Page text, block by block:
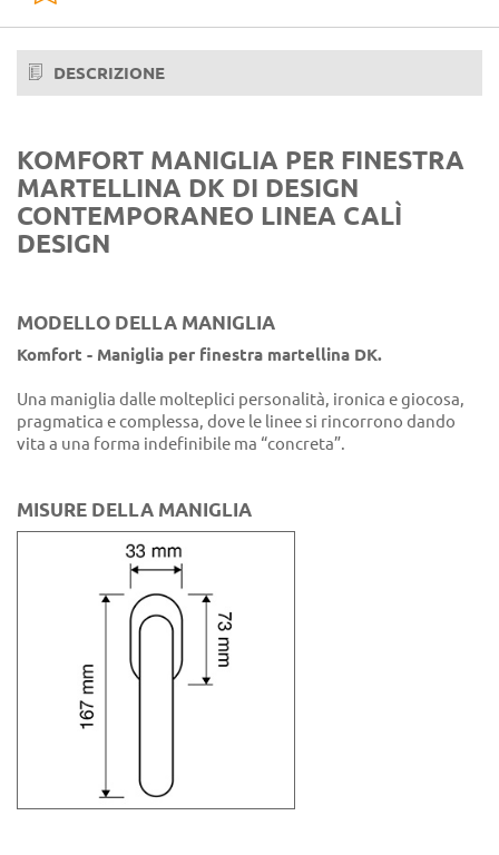
DESCRIZIONE
KOMFORT MANIGLIA PER FINESTRA
MARTELLINA DK DI DESIGN
CONTEMPORANEO LINEA CALÌ
DESIGN
MODELLO DELLA MANIGLIA
Komfort - Maniglia per finestra martellina DK.
Una maniglia dalle molteplici personalità, ironica e giocosa,
pragmatica e complessa, dove le linee si rincorrono dando
vita a una forma indefinibile ma “concreta”.
MISURE DELLA MANIGLIA